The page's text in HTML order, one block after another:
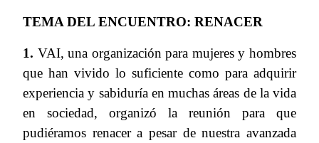
TEMA DEL ENCUENTRO: RENACER
1. VAI, una organización para mujeres y hombres
que han vivido lo suficiente como para adquirir
experiencia y sabiduría en muchas áreas de la vida
en sociedad, organizó la reunión para que
pudiéramos renacer a pesar de nuestra avanzada